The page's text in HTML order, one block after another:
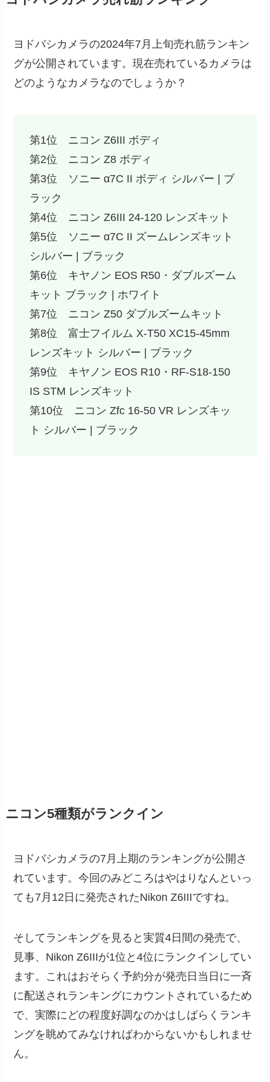
ヨドバシカメラの2024年7月上旬売れ筋ランキン
グが公開されています。現在売れているカメラは
どのようなカメラなのでしょうか？
第1位 ニコン Z6III ボディ
第2位 ニコン Z8 ボディ
第3位 ソニー α7C II ボディ シルバー | ブ
ラック
第4位 ニコン Z6III 24-120 レンズキット
第5位 ソニー α7C II ズームレンズキット
シルバー | ブラック
第6位 キヤノン EOS R50・ダブルズーム
キット ブラック | ホワイト
第7位 ニコン Z50 ダブルズームキット
第8位 富士フイルム X-T50 XC15-45mm
レンズキット シルバー | ブラック
第9位 キヤノン EOS R10・RF-S18-150
IS STM レンズキット
第10位 ニコン Zfc 16-50 VR レンズキッ
ト シルバー | ブラック
ニコン5種類がランクイン
ヨドバシカメラの7月上期のランキングが公開さ
れています。今回のみどころはやはりなんといっ
ても7月12日に発売されたNikon Z6IIIですね。
そしてランキングを見ると実質4日間の発売で、
見事、Nikon Z6IIIが1位と4位にランクインしてい
ます。これはおそらく予約分が発売日当日に一斉
に配送されランキングにカウントされているため
で、実際にどの程度好調なのかはしばらくランキ
ングを眺めてみなければわからないかもしれませ
ん。